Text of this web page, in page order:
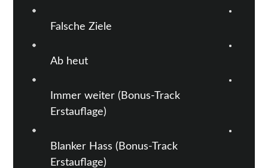
Falsche Ziele
Ab heut
Immer weiter (Bonus-Track
Erstauflage)
Blanker Hass (Bonus-Track
Erstauflage)